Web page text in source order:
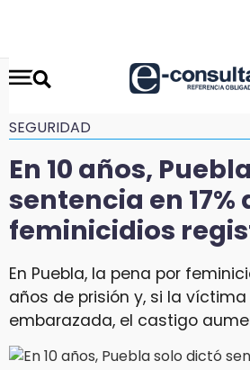
SEGURIDAD
En 10 años,
sentencia en 17%
feminicidios
En Puebla, la pena por
años de prisión y, si la
embarazada, el castigo